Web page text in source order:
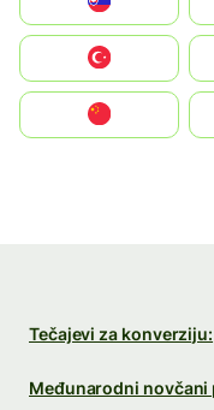
United States
中國香港特別行政區
Tečajevi za konverziju:
Međunarodni novčani